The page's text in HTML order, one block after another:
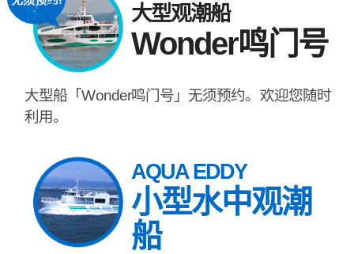
大型观潮船
Wonder鸣门号
大型船「Wonder鸣门号」无须预约。欢迎您随时
利用。
AQUA EDDY
小型水中观潮
船